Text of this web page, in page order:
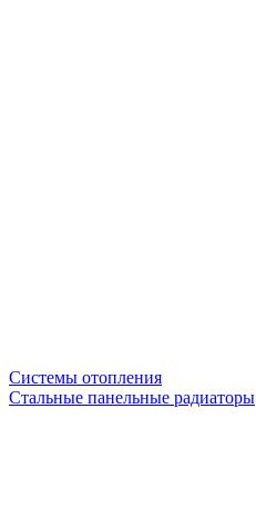
Системы отопления
Стальные панельные радиаторы